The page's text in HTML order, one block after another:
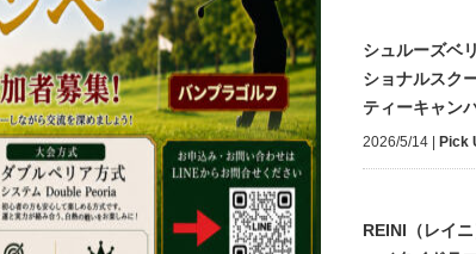
シュルーズベ
ショナルスク
ティーキャン
2026/5/14 Pick
REINI（レイ